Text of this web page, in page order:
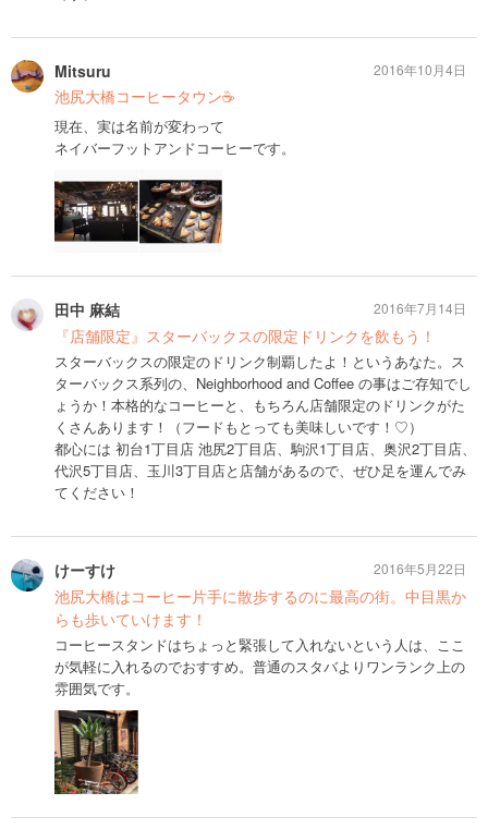
Mitsuru
池尻大橋コーヒータウン☕
現在、実は名前が変わって
ネイバーフットアンドコーヒーです。
2016年10月4日
田中 麻結
『店舗限定』スターバックスの限定ドリンクを飲もう！
スターバックスの限定のドリンク制覇したよ！というあなた。ス
ターバックス系列の、Neighborhood and Coffee の事はご存知でし
ょうか！本格的なコーヒーと、もちろん店舗限定のドリンクがた
くさんあります！（フードもとっても美味しいです！♡）
都心には 初台1丁目店 池尻2丁目店、駒沢1丁目店、奥沢2丁目店、
代沢5丁目店、玉川3丁目店と店舗があるので、ぜひ足を運んでみ
てください！
2016年7月14日
けーすけ
池尻大橋はコーヒー片手に散歩するのに最高の街。中目黒か
らも歩いていけます！
コーヒースタンドはちょっと緊張して入れないという人は、ここ
が気軽に入れるのでおすすめ。普通のスタバよりワンランク上の
雰囲気です。
2016年5月22日